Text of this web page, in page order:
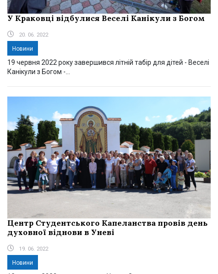
У Краковці відбулися Веселі Канікули з Богом
20. 06. 2022
Новини
19 червня 2022 року завершився літній табір для дітей - Веселі
Канікули з Богом -...
Центр Студентського Капеланства провів день
духовної віднови в Уневі
19. 06. 2022
Новини